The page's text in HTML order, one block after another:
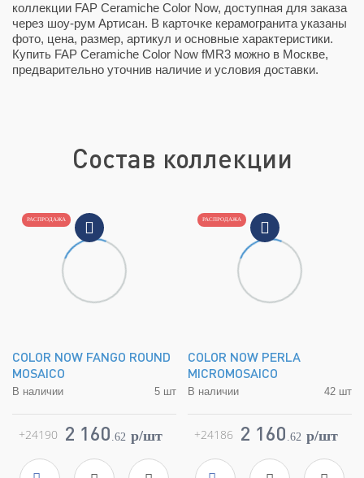
коллекции FAP Ceramiche Color Now, доступная для заказа
через шоу-рум Артисан. В карточке керамогранита указаны
фото, цена, размер, артикул и основные характеристики.
Купить FAP Ceramiche Color Now fMR3 можно в Москве,
предварительно уточнив наличие и условия доставки.
Состав коллекции
РАСПРОДАЖА
COLOR NOW FANGO ROUND
MOSAICO
В наличии
5 шт
FAP Ceramiche
Страна
Италия
Размер
29.5x32.5
Цвет
серый
2 160 .62 p/шт
+24190
РАСПРОДАЖА
COLOR NOW PERLA
MICROMOSAICO
В наличии
42 шт
FAP Ceramiche
Страна
Италия
Размер
30,5x30,5
Цвет
серый
2 160 .62 p/шт
+24186